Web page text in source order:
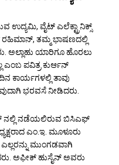
ಉದ್ಯಮಿ, ವೈಟ್ ಎಲೆಕ್ಟ್ರಾನಿಕ್ಸ್
ರಹಿಮಾನ್, ತಮ್ಮ ಭಾಷಣದಲ್ಲಿ
ಅಲ್ಲಾಹು ಯಾರಿಗೂ ಹೊರಲು
ಎಂಬ ಪವಿತ್ರ ಕುರ್ಆನ್
ಕಾರ್ಯಗಳಲ್ಲಿ ತಾವು
ಭರವಸೆ ನೀಡಿದರು.
ನಲ್ಲಿ ನಡೆಯಲಿರುವ ಬಿಸಿಎಫ್
ಎಂ.ಇ. ಮೂಳೂರು
ಮುಂಗಡವಾಗಿ
ಅಫೀಕ್ ಹುಸೈನ್ ಅವರು